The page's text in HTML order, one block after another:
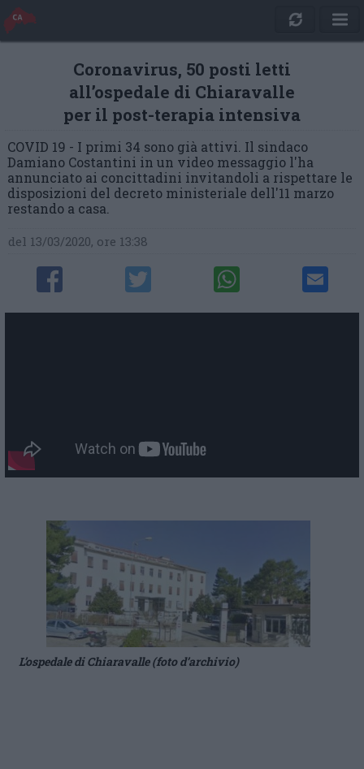
Coronavirus, 50 posti letti
all’ospedale di Chiaravalle
per il post-terapia intensiva
COVID 19 - I primi 34 sono già attivi. Il sindaco
Damiano Costantini in un video messaggio l'ha
annunciato ai concittadini invitandoli a rispettare le
disposizioni del decreto ministeriale dell'11 marzo
restando a casa.
del 13/03/2020, ore 13:38
L’ospedale di Chiaravalle (foto d’archivio)